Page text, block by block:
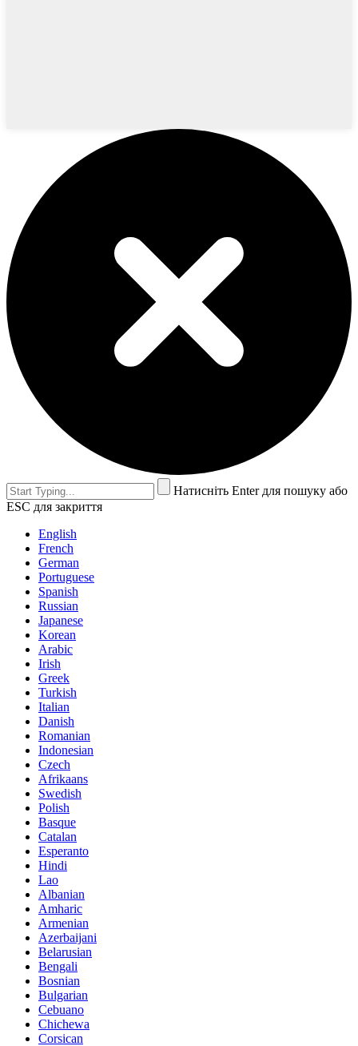
Натисніть Enter для пошуку або
ESC для закриття
English
French
German
Portuguese
Spanish
Russian
Japanese
Korean
Arabic
Irish
Greek
Turkish
Italian
Danish
Romanian
Indonesian
Czech
Afrikaans
Swedish
Polish
Basque
Catalan
Esperanto
Hindi
Lao
Albanian
Amharic
Armenian
Azerbaijani
Belarusian
Bengali
Bosnian
Bulgarian
Cebuano
Chichewa
Corsican